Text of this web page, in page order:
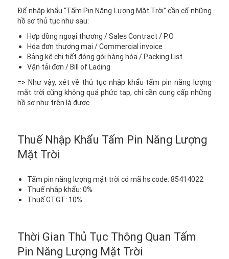
Để nhập khẩu “Tấm Pin Năng Lượng Mặt Trời” cần cố những
hồ sơ thủ tục như sau:
Hợp đồng ngoại thương / Sales Contract / P.O
Hóa đơn thương mại / Commercial invoice
Bảng kê chi tiết đóng gói hàng hóa / Packing List
Vận tải đơn / Bill of Lading
=> Như vậy, xét về thủ tục nhập khẩu tấm pin năng lượng
mặt trời cũng không quá phức tạp, chỉ cần cung cấp những
hồ sơ như trên là được.
Thuế Nhập Khẩu Tấm Pin Năng Lượng
Mặt Trời
Tấm pin năng lượng mặt trời có mã hs code: 85414022
Thuế nhập khẩu: 0%
Thuế GTGT: 10%
Thời Gian Thủ Tục Thông Quan Tấm
Pin Năng Lượng Mặt Trời